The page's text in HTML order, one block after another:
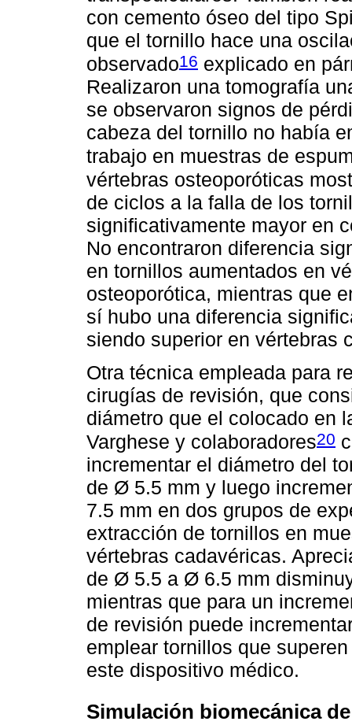
con cemento óseo del tipo
que el tornillo hace una
observado16 explicado en
Realizaron una tomografía
se observaron signos de
cabeza del tornillo no había
trabajo en muestras de
vértebras osteoporóticas
de ciclos a la falla de los
significativamente mayor en
No encontraron diferencia
en tornillos aumentados en
osteoporótica, mientras que
sí hubo una diferencia
siendo superior en vértebras
Otra técnica empleada para
cirugías de revisión, que
diámetro que el colocado en
Varghese y colaboradores20
incrementar el diámetro del
de Ø 5.5 mm y luego
7.5 mm en dos grupos de
extracción de tornillos en
vértebras cadavéricas.
de Ø 5.5 a Ø 6.5 mm
mientras que para un
de revisión puede
emplear tornillos que
este dispositivo médico.
Simulación biomecánica